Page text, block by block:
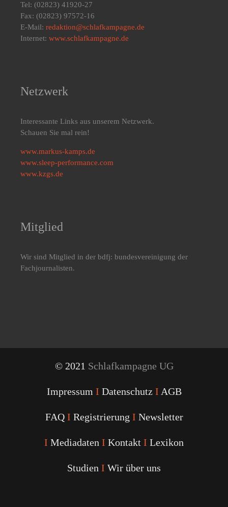
Tel: (02823) 41920-27
Fax: (02823) 97572-16
E-Mail: redaktion@schlafkampagne.de
Internet: www.schlafkampagne.de
Netzwerk
Interessante Links aus unserem Netzwerk.
Schauen Sie mal rein!
www.markus-kamps.de
www.sleep-performance.com
www.kzgs.de
Mitglied
Wir sind Mitglied in der bdfj: bundesvereinigung der
Fachjournalisten.
© 2021 Schlafkampagne UG
Impressum I Datenschutz I AGB
FAQ I Registrierung I Newsletter
I Mediadaten I Kontakt I Lexikon
Studien I Wir über uns